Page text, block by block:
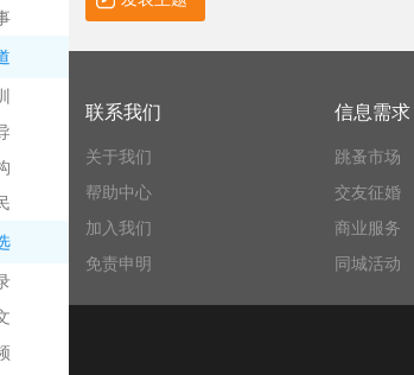
台
联系我们
关于我们
帮助中心
加入我们
免责申明
信息需求
跳蚤市场
交友征婚
商业服务
同城活动